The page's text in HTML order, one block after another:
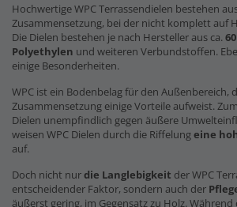
Hochwertige WPC Terrassendielen bestehen
Zusammensetzung, bei der nicht komplett auf
Die Dielen bestehen je nach Hersteller aus ca.
Polyethylen und weiteren Verbundstoffen.
einige Besonderheiten.
WPC ist ein Bodenbelag für den Außenbereich,
Zusammensetzung einige Vorteile aufweist.
Dielen unempfindlich gegen äußere
weisen WPC Dielen durch die Riffelungeine
auf.
Doch nicht nurdie Langlebigkeit der WPC
entscheidender Faktor, sondern auch der
äußerst gering, im Gegensatz zu Holz.